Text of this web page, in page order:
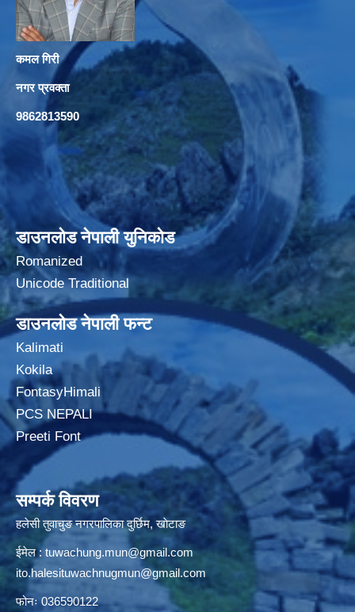
कमल गिरी
नगर प्रवक्ता
9862813590
डाउनलोड नेपाली युनिकोड
Romanized
Unicode Traditional
डाउनलोड नेपाली फन्ट
Kalimati
Kokila
FontasyHimali
PCS NEPALI
Preeti Font
सम्पर्क विवरण
हलेसी तुवाचुङ नगरपालिका दुर्छिम, खाेटाङ
ईमेल : tuwachung.mun@gmail.com
ito.halesituwachnugmun@gmail.com
फोनः 036590122